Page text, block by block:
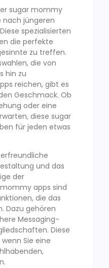
sugar mommy
nach jüngeren
spezialisierten
die perfekte
zu treffen.
die von
hin zu
reichen, gibt es
Geschmack. Ob
oder eine
diese sugar
für jeden etwas
und das
der
apps sind
die das
Dazu gehören
Messaging-
Diese
Sie eine